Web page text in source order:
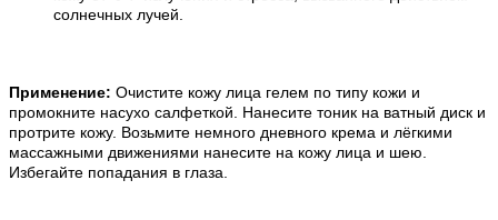
солнечных лучей.
Применение: Очистите кожу лица гелем по типу кожи и
промокните насухо салфеткой. Нанесите тоник на ватный диск и
протрите кожу. Возьмите немного дневного крема и лёгкими
массажными движениями нанесите на кожу лица и шею.
Избегайте попадания в глаза.